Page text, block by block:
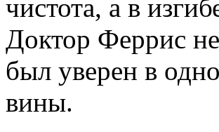
чистота, а в
Доктор Феррис не
был уверен в
вины.